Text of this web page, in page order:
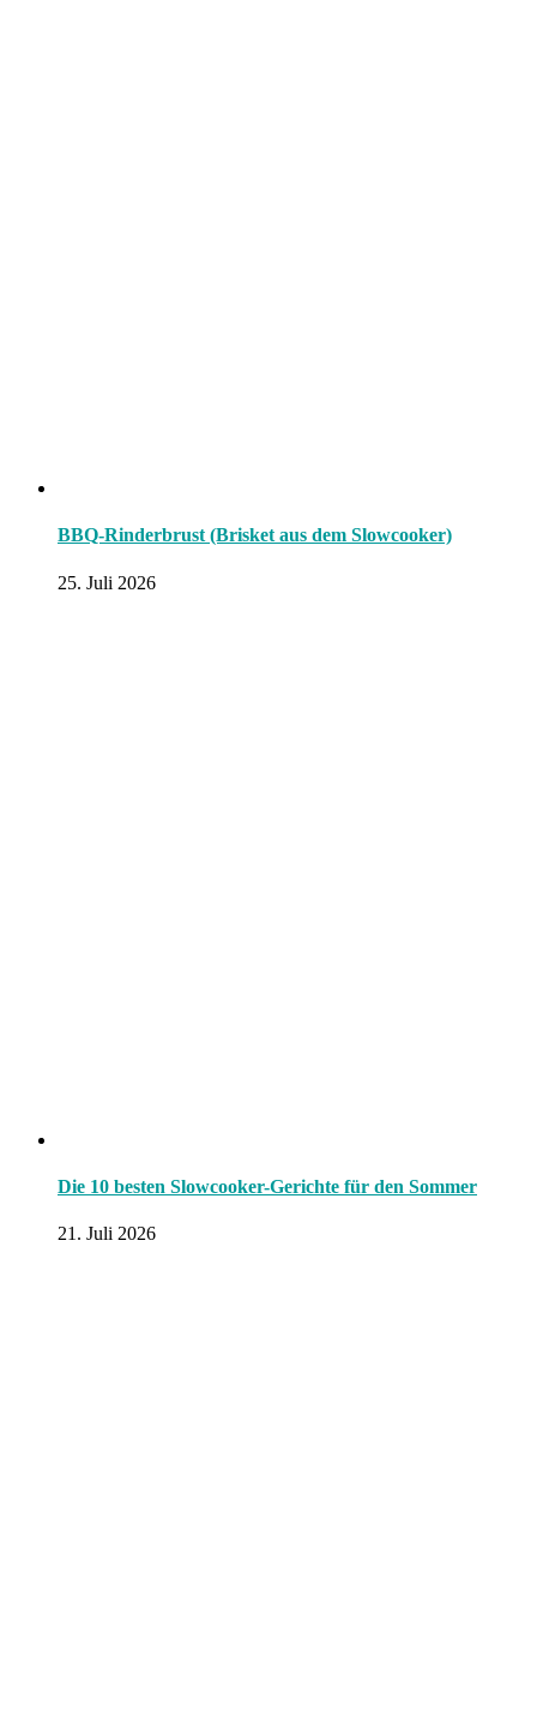
BBQ-Rinderbrust (Brisket aus dem Slowcooker)
25. Juli 2026
Die 10 besten Slowcooker-Gerichte für den Sommer
21. Juli 2026